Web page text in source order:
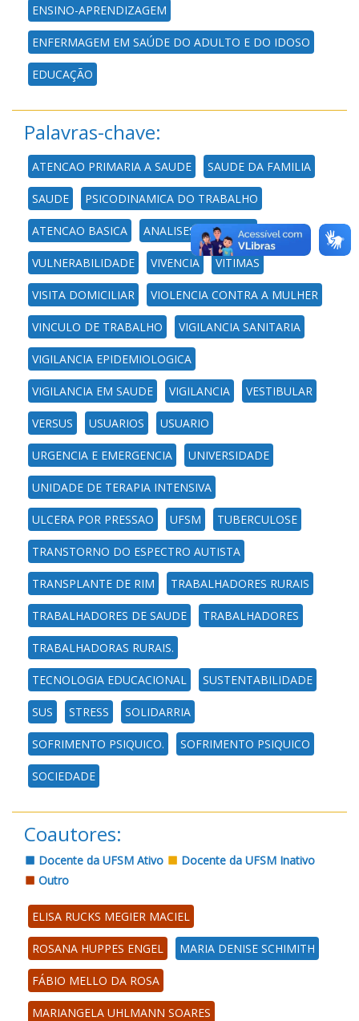
ENSINO-APRENDIZAGEM
ENFERMAGEM EM SAÚDE DO ADULTO E DO IDOSO
EDUCAÇÃO
Palavras-chave:
ATENCAO PRIMARIA A SAUDE SAUDE DA FAMILIA
SAUDE PSICODINAMICA DO TRABALHO
ATENCAO BASICA ANALISES ESPACIAIS
VULNERABILIDADE VIVENCIA VITIMAS
VISITA DOMICILIAR VIOLENCIA CONTRA A MULHER
VINCULO DE TRABALHO VIGILANCIA SANITARIA
VIGILANCIA EPIDEMIOLOGICA
VIGILANCIA EM SAUDE VIGILANCIA VESTIBULAR
VERSUS USUARIOS USUARIO
URGENCIA E EMERGENCIA UNIVERSIDADE
UNIDADE DE TERAPIA INTENSIVA
ULCERA POR PRESSAO UFSM TUBERCULOSE
TRANSTORNO DO ESPECTRO AUTISTA
TRANSPLANTE DE RIM TRABALHADORES RURAIS
TRABALHADORES DE SAUDE TRABALHADORES
TRABALHADORAS RURAIS.
TECNOLOGIA EDUCACIONAL SUSTENTABILIDADE
SUS STRESS SOLIDARRIA
SOFRIMENTO PSIQUICO. SOFRIMENTO PSIQUICO
SOCIEDADE
Coautores:
Docente da UFSM Ativo
Docente da UFSM Inativo
Outro
ELISA RUCKS MEGIER MACIEL
ROSANA HUPPES ENGEL MARIA DENISE SCHIMITH
FÁBIO MELLO DA ROSA
MARIANGELA UHLMANN SOARES